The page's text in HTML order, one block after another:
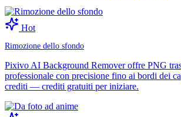
Hot
Rimozione dello sfondo
Pixivo AI Background Remover offre PNG
professionale con precisione fino ai bordi dei
crediti — crediti gratuiti per iniziare.